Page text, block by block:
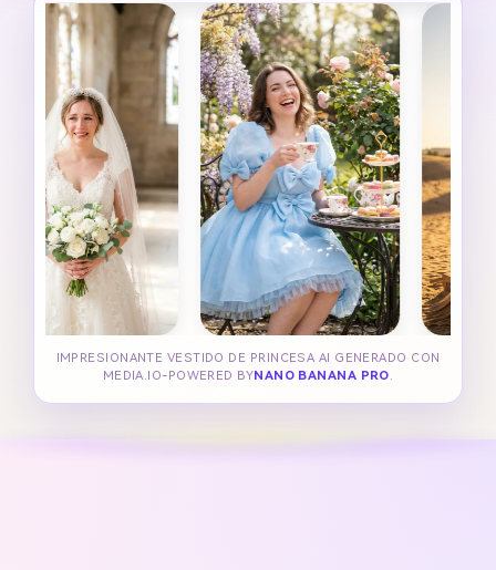
IMPRESIONANTE VESTIDO DE PRINCESA AI GENERADO CON
MEDIA.IO-POWERED BYNANO BANANA PRO.